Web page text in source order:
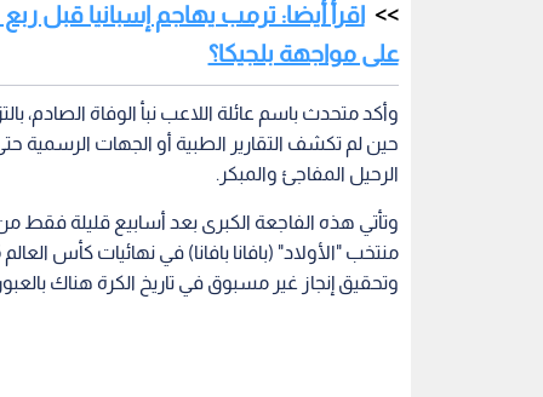
اقرأ أيضا: ترمب يهاجم إسبانيا قبل
على مواجهة بلجيكا؟
وأكد متحدث باسم عائلة اللاعب نبأ الوفاة الصادم،
حين لم تكشف التقارير الطبية أو الجهات الرسمية
الرحيل المفاجئ والمبكر.
وتأتي هذه الفاجعة الكبرى بعد أسابيع قليلة فقط
وتحقيق إنجاز غير مسبوق في تاريخ الكرة هناك بالعبور